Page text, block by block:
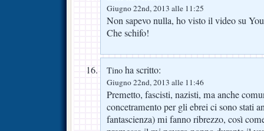
Giugno 22nd, 2013 alle 11:25
Non sapevo nulla, ho visto il video su
Che schifo!
Tino ha scritto:
Giugno 22nd, 2013 alle 11:46
Premetto, fascisti, nazisti, ma anche
concetramento per gli ebrei ci sono stati
fantascienza) mi fanno ribrezzo, così